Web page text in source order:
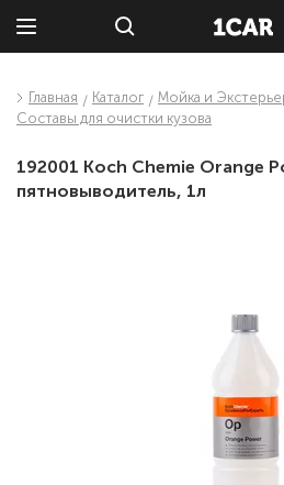
Главная Каталог
Мойка и
Составы для очистки кузова
192001 Koch Chemie Orange
пятновыводитель, 1л